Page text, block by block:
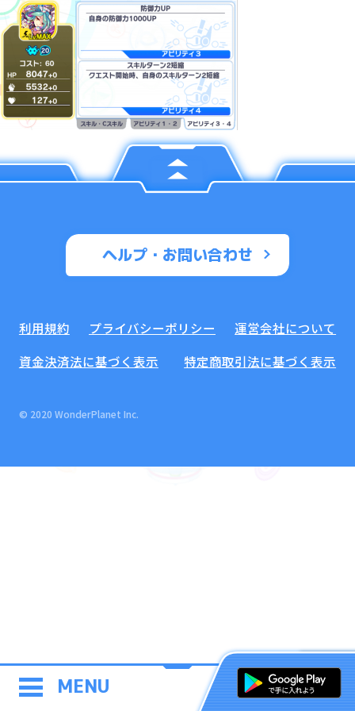
MENU
ヘルプ・お問い合わせ
利用規約 プライバシーポリシー
運営会社について
資金決済法に基づく表示
特定商取引法に基づく表示
© 2020 WonderPlanet Inc.